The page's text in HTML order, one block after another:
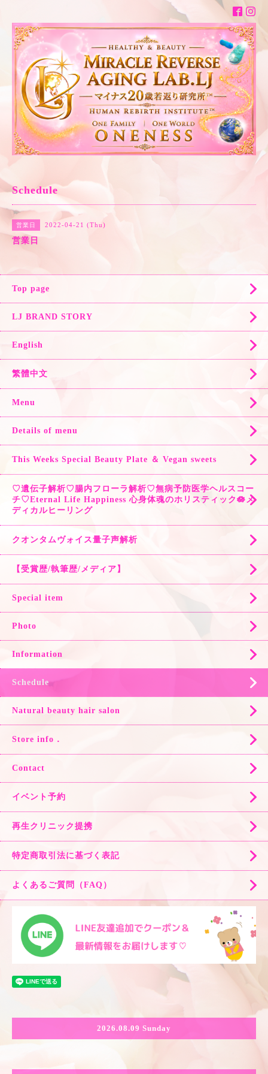
Schedule
営業日 2022-04-21 (Thu)
営業日
Top page
LJ BRAND STORY
English
繁體中文
Menu
Details of menu
This Weeks Special Beauty Plate ＆ Vegan sweets
♡遺伝子解析♡腸内フローラ解析♡無病予防医学ヘルスコー
チ♡Eternal Life Happiness 心身体魂のホリスティック🪷メ
ディカルヒーリング
クオンタムヴォイス量子声解析
【受賞歴/執筆歴/メディア】
Special item
Photo
Information
Schedule
Natural beauty hair salon
Store info．
Contact
イベント予約
再生クリニック提携
特定商取引法に基づく表記
よくあるご質問（FAQ）
2026.08.09 Sunday